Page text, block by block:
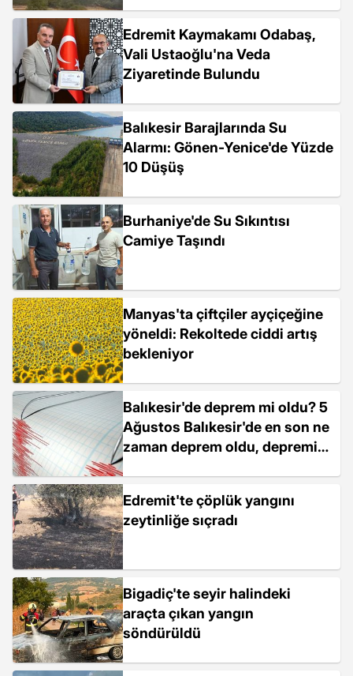
Edremit Kaymakamı Odabaş,
Vali Ustaoğlu'na Veda
Ziyaretinde Bulundu
Balıkesir Barajlarında Su
Alarmı: Gönen-Yenice'de Yüzde
10 Düşüş
Burhaniye'de Su Sıkıntısı
Camiye Taşındı
Manyas'ta çiftçiler ayçiçeğine
yöneldi: Rekoltede ciddi artış
bekleniyor
Balıkesir'de deprem mi oldu? 5
Ağustos Balıkesir'de en son ne
zaman deprem oldu, depremin
Edremit'te çöplük yangını
zeytinliğe sıçradı
Bigadiç'te seyir halindeki
araçta çıkan yangın
söndürüldü